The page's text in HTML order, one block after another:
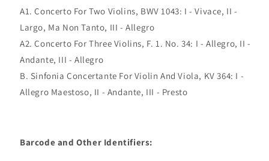
(VG+)) (VG+))
A1. Concerto For Two Violins, BWV 1043: I - Vivace, II -
Largo, Ma Non Tanto, III - Allegro
A2. Concerto For Three Violins, F. 1. No. 34: I - Allegro, II -
Andante, III - Allegro
B. Sinfonia Concertante For Violin And Viola, KV 364: I -
Allegro Maestoso, II - Andante, III - Presto
Barcode and Other Identifiers: